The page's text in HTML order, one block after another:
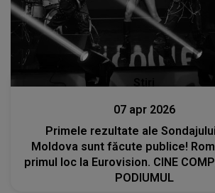
07 apr 2026
Primele rezultate ale
Moldova sunt făcute publice!
primul loc la Eurovision. CINE
PODIUMUL